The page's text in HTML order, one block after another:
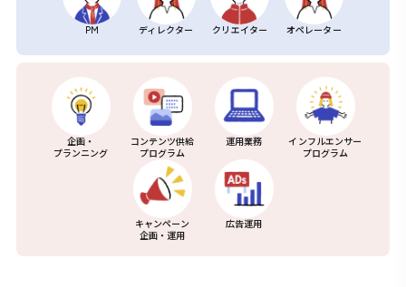
PM ディレクター クリエイター オペレーター
企画・
プランニング
コンテンツ供給
プログラム
運用業務
インフルエンサー
プログラム
キャンペーン
企画・運用
広告運用